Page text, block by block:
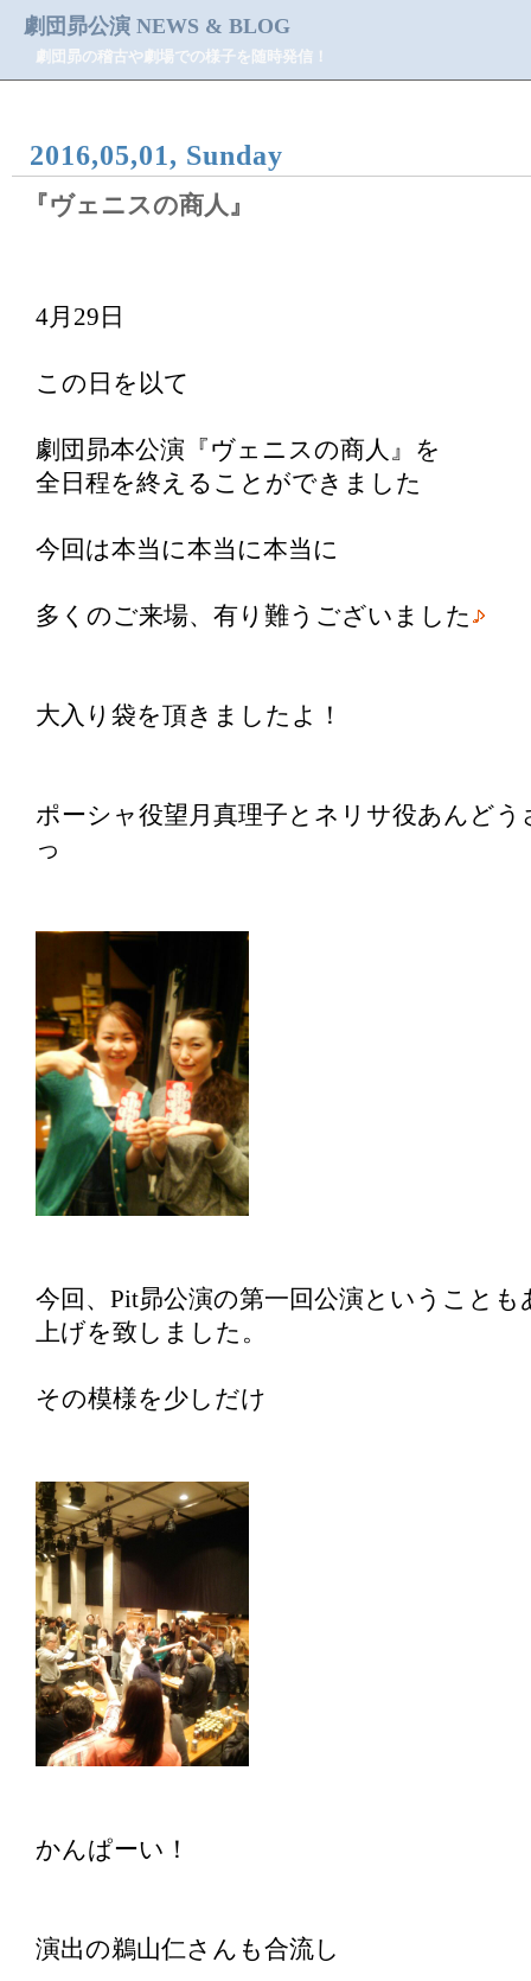
劇団昴公演 NEWS & BLOG
劇団昴の稽古や劇場での様子を随時発信！
2016,05,01, Sunday
『ヴェニスの商人』
4月29日
この日を以て
劇団昴本公演『ヴェニスの商人』を
全日程を終えることができました
今回は本当に本当に本当に
多くのご来場、有り難うございました
大入り袋を頂きましたよ！
ポーシャ役望月真理子とネリサ役あんど
っ
今回、Pit昴公演の第一回公演ということも
上げを致しました。
その模様を少しだけ
かんぱーい！
演出の鵜山仁さんも合流し